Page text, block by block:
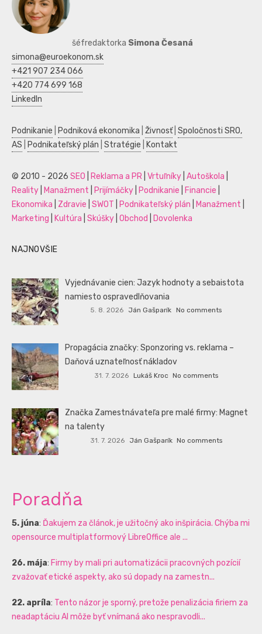
šéfredaktorka Simona Česaná
simona@euroekonom.sk
+421 907 234 066
+420 774 699 168
LinkedIn
Podnikanie Podniková ekonomika Živnosť| Spoločnosti SRO,
AS
Podnikateľský plán Stratégie Kontakt
© 2010 - 2026 SEO Reklama a PR Vrtuľníky Autoškola
Reality
Manažment Prijímáčky Podnikanie Financie
Ekonomika
Zdravie SWOT Podnikateľský plán Manažment
Marketing
Kultúra Skúšky Obchod Dovolenka
NAJNOVŠIE
Vyjednávanie cien: Jazyk hodnoty a sebaistota
namiesto ospravedlňovania
5. 8. 2026 Ján Gašparík No comments
Propagácia značky: Sponzoring vs. reklama –
Daňová uznateľnosť nákladov
31. 7. 2026 Lukáš Kroc No comments
Značka Zamestnávateľa pre malé firmy: Magnet
na talenty
31. 7. 2026 Ján Gašparík No comments
Poradňa
5. júna: Ďakujem za článok, je užitočný ako inšpirácia. Chýba mi
opensource multiplatformový LibreOffice ale ...
26. mája: Firmy by mali pri automatizácii pracovných pozícií
zvažovať etické aspekty, ako sú dopady na zamestn...
22. apríla: Tento názor je sporný, pretože penalizácia firiem za
neadaptáciu AI môže byť vnímaná ako nespravodli...